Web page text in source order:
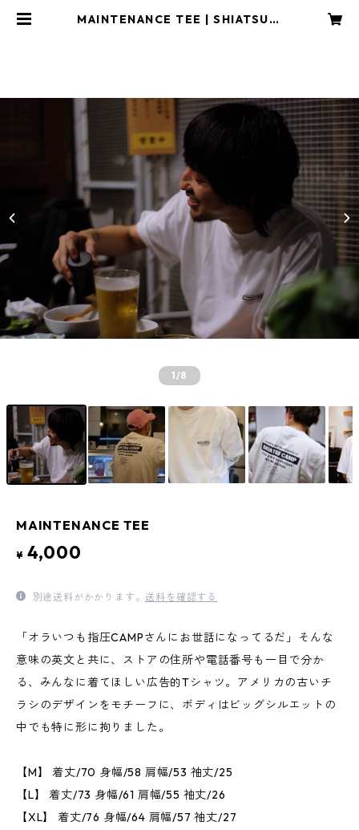
MAINTENANCE TEE | SHIATSU C
1/8
MAINTENANCE TEE
¥ 4,000
別途送料がかかります。送料を確認する
「オラいつも指圧CAMPさんにお世話になってるだ」そんな
意味の英文と共に、ストアの住所や電話番号も一目で分か
る、みんなに着てほしい広告的Tシャツ。アメリカの古いチ
ラシのデザインをモチーフに、ボディはビッグシルエットの
中でも特に形に拘りました。
【M】 着丈/70 身幅/58 肩幅/53 袖丈/25
【L】 着丈/73 身幅/61 肩幅/55 袖丈/26
【XL】 着丈/76 身幅/64 肩幅/57 袖丈/27